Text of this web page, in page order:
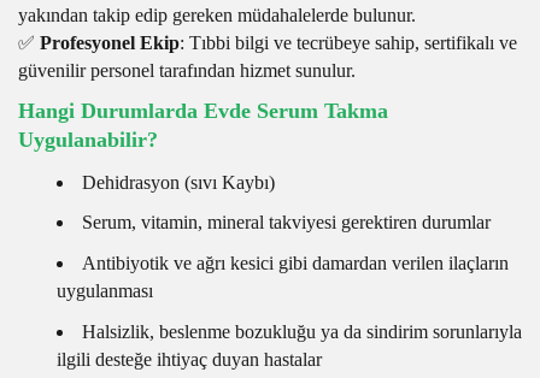
yakından takip edip gereken müdahalelerde bulunur.
✅ Profesyonel Ekip: Tıbbi bilgi ve tecrübeye sahip, sertifikalı ve
güvenilir personel tarafından hizmet sunulur.
Hangi Durumlarda Evde Serum Takma
Uygulanabilir?
Dehidrasyon (sıvı Kaybı)
Serum, vitamin, mineral takviyesi gerektiren durumlar
Antibiyotik ve ağrı kesici gibi damardan verilen ilaçların
uygulanması
Halsizlik, beslenme bozukluğu ya da sindirim sorunlarıyla
ilgili desteğe ihtiyaç duyan hastalar